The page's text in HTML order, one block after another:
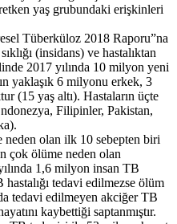
yaş grubundaki erişkinleri
Tüberküloz 2018 Raporu”na
(insidans) ve hastalıktan
2017 yılında 10 milyon yeni
yaklaşık 6 milyonu erkek, 3
(15 yaş altı). Hastaların üçte
Filipinler, Pakistan,
olan ilk 10 sebepten biri
çok ölüme neden olan
1,6 milyon insan TB
tedavi edilmezse ölüm
tedavi edilmeyen akciğer TB
kaybettiği saptanmıştır.